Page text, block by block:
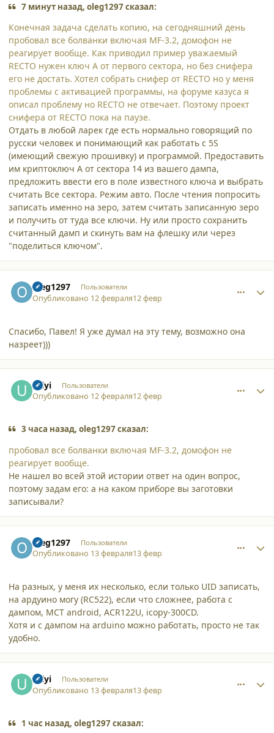
7 минут назад, oleg1297 сказал:
Конечная задача сделать копию, на сегодняшний день
пробовал все болванки включая MF-3.2, домофон не
реагирует вообще. Как приводил пример уважаемый
RECTO нужен ключ A от первого сектора, но без снифера
его не достать. Хотел собрать снифер от RECTO но у меня
проблемы с активацией программы, на форуме казуса я
описал проблему но RECTO не отвечает. Поэтому проект
снифера от RECTO пока на паузе.
Отдать в любой ларек где есть нормально говорящий по
русски человек и понимающий как работать с 5S
(имеющий свежую прошивку) и программой. Предоставить
им криптоключ А от сектора 14 из вашего дампа,
предложить ввести его в поле известного ключа и выбрать
считать Все сектора. Режим авто. После чтения попросить
записать именно на зеро, затем считать записанную зеро
и получить от туда все ключи. Ну или просто сохранить
считанный дамп и скинуть вам на флешку или через
"поделиться ключом".
oleg1297 Пользователи
Опубликовано 12 февраля12 февр
Спасибо, Павел! Я уже думал на эту тему, возможно она
назреет)))
Uilyi Пользователи
Опубликовано 12 февраля12 февр
3 часа назад, oleg1297 сказал:
пробовал все болванки включая MF-3.2, домофон не
реагирует вообще.
Не нашел во всей этой истории ответ на один вопрос,
поэтому задам его: а на каком приборе вы заготовки
записывали?
oleg1297 Пользователи
Опубликовано 13 февраля13 февр
На разных, у меня их несколько, если только UID записать,
на ардуино могу (RC522), если что сложнее, работа с
дампом, MСT android, ACR122U, icopy-300CD.
Хотя и с дампом на arduino можно работать, просто не так
удобно.
Uilyi Пользователи
Опубликовано 13 февраля13 февр
1 час назад, oleg1297 сказал: